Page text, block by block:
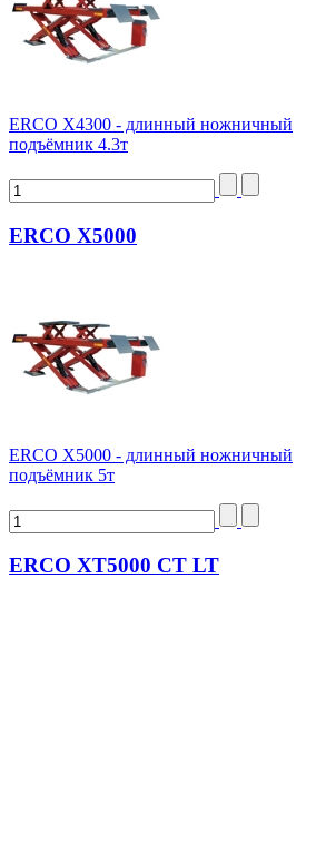
ERCO X4300 - длинный ножничный
подъёмник 4.3т
ERCO X5000
ERCO X5000 - длинный ножничный
подъёмник 5т
ERCO XT5000 CT LT